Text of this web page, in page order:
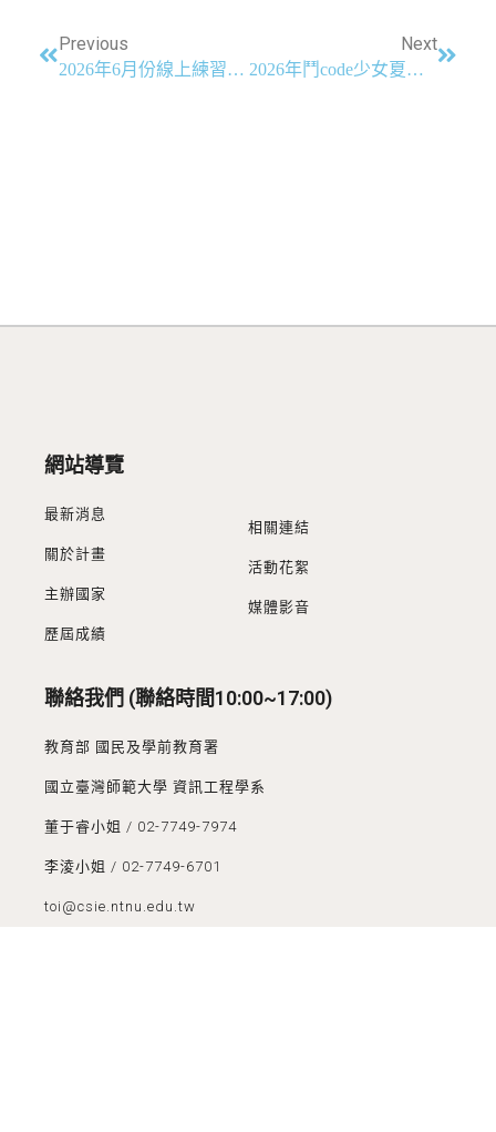
Previous
2026年6月份線上練習賽網址
Next
2026年鬥code少女夏令營 報名資訊 (第二波報名開放至6/22止)
網站導覽
最新消息
關於計畫
主辦國家
歷屆成績
相關連結
活動花絮
媒體影音
聯絡我們 (聯絡時間10:00~17:00)
教育部 國民及學前教育署
國立臺灣師範大學 資訊工程學系
董于睿小姐 / 02-7749-7974
李淩小姐 / 02-7749-6701
toi@csie.ntnu.edu.tw